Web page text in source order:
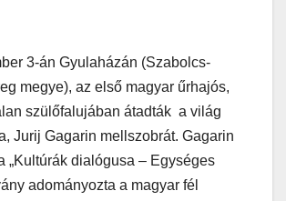
3-án Gyulaházán (Szabolcs-
megye), az első magyar űrhajós,
szülőfalujában átadták a világ
Jurij Gagarin mellszobrát. Gagarin
„Kultúrák dialógusa – Egységes
adományozta a magyar fél